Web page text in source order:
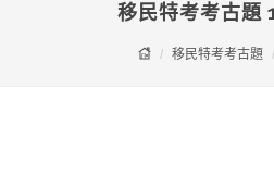
移民特考考古題
移民特考考古題